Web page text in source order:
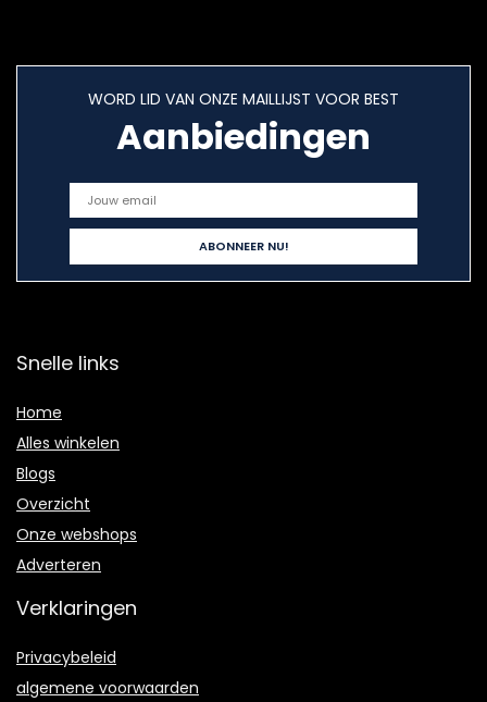
WORD LID VAN ONZE MAILLIJST VOOR BEST
Aanbiedingen
Snelle links
Home
Alles winkelen
Blogs
Overzicht
Onze webshops
Adverteren
Verklaringen
Privacybeleid
algemene voorwaarden